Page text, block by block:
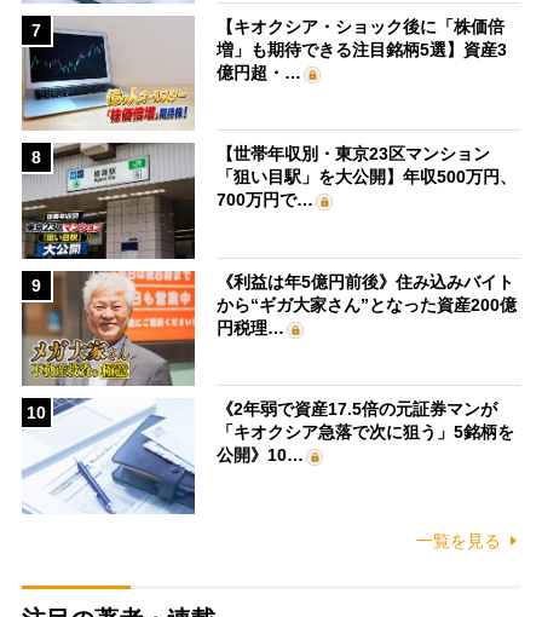
7
【キオクシア・ショック後に「株価倍
増」も期待できる注目銘柄5選】資産3
億円超・…
8
【世帯年収別・東京23区マンション
「狙い目駅」を大公開】年収500万円、
700万円で…
9
《利益は年5億円前後》住み込みバイト
から“ギガ大家さん”となった資産200億
円税理…
10
《2年弱で資産17.5倍の元証券マンが
「キオクシア急落で次に狙う」5銘柄を
公開》10…
一覧を見る